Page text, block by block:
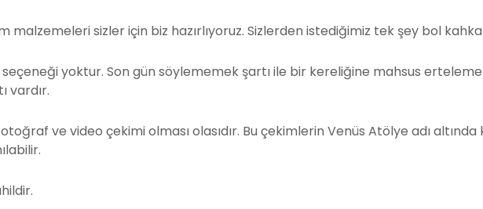
malzemeleri sizler için biz hazırlıyoruz. Sizlerden istediğimiz tek şey bol
yoktur. Son gün söylememek şartı ile bir kereliğine mahsus erteleme
vardır.
ve video çekimi olması olasıdır. Bu çekimlerin Venüs Atölye adı altında